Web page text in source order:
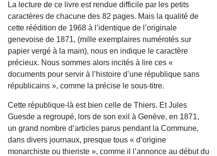
La lecture de ce livre est rendue difficile par les petits
caractères de chacune des 82 pages. Mais la qualité de
cette réédition de 1968 à l’identique de l’originale
genevoise de 1871, (mille exemplaires numérotés sur
papier vergé à la main), nous en indique le caractère
précieux. Nous sommes alors incités à lire ces «
documents pour servir à l’histoire d’une république sans
républicains », comme la précise le sous-titre.
Cette république-là est bien celle de Thiers. Et Jules
Guesde a regroupé, lors de son exil à Genève, en 1871,
un grand nombre d’articles parus pendant la Commune,
dans divers journaux, presque tous « d’origine
monarchiste ou thieriste », comme il l’annonce au début du